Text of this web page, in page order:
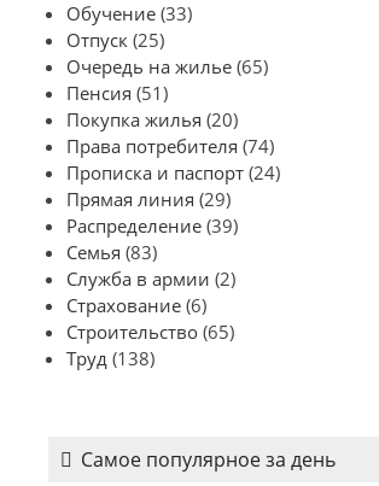
Обучение (33)
Отпуск (25)
Очередь на жилье (65)
Пенсия (51)
Покупка жилья (20)
Права потребителя (74)
Прописка и паспорт (24)
Прямая линия (29)
Распределение (39)
Семья (83)
Служба в армии (2)
Страхование (6)
Строительство (65)
Труд (138)
Самое популярное за день